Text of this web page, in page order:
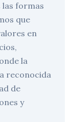
formas
que
en
la
reconocida
de
y